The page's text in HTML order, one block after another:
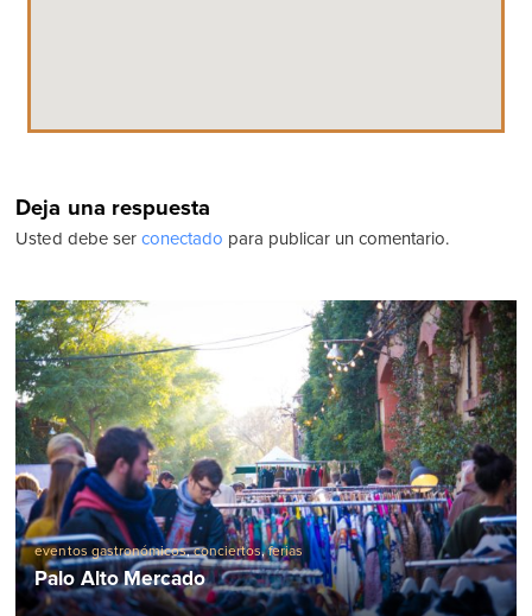
Deja una respuesta
Usted debe ser conectado para publicar un comentario.
eventos gastronómicos,conciertos,ferias
Palo Alto Mercado